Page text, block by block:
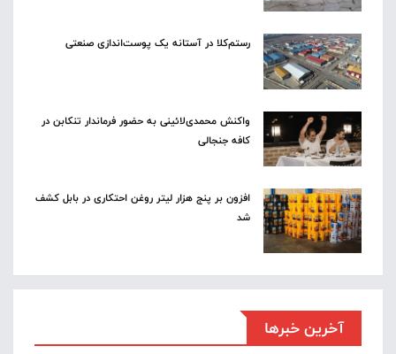
رستم‌کلا در آستانه یک پوست‌اندازی صنعتی
واکنش محمدی‌لائینی به حضور فرماندار تنکابن در
کافه جنجالی
افزون بر پنج هزار لیتر روغن احتکاری در بابل کشف
شد
آخرین خبرها